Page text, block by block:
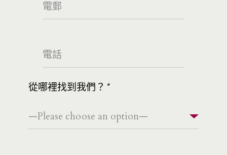
從哪裡找到我們？ *